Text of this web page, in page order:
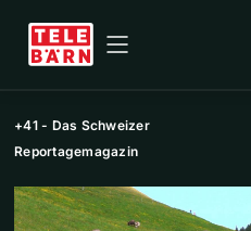
+41 - Das Schweizer
Reportagemagazin